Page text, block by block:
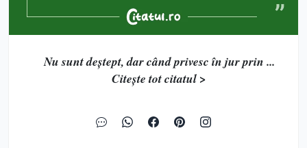
Nu sunt deștept, dar când privesc în jur prin ...
Citește tot citatul >